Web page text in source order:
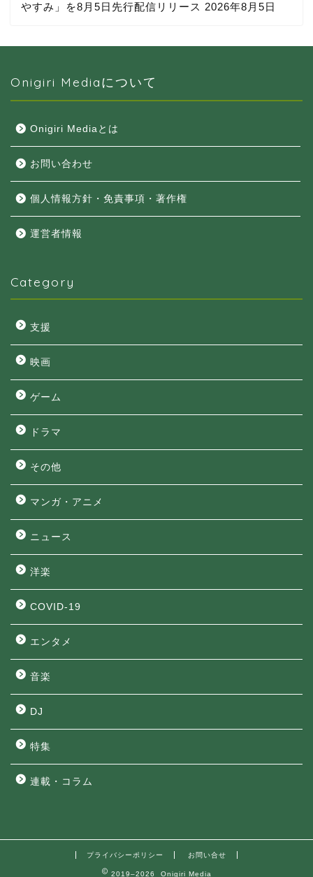
やすみ」を8月5日先行配信リリース 2026年8月5日
Onigiri Mediaについて
Onigiri Mediaとは
お問い合わせ
個人情報方針・免責事項・著作権
運営者情報
Category
支援
映画
ゲーム
ドラマ
その他
マンガ・アニメ
ニュース
洋楽
COVID-19
エンタメ
音楽
DJ
特集
連載・コラム
プライバシーポリシー お問い合せ
2019–2026 Onigiri Media